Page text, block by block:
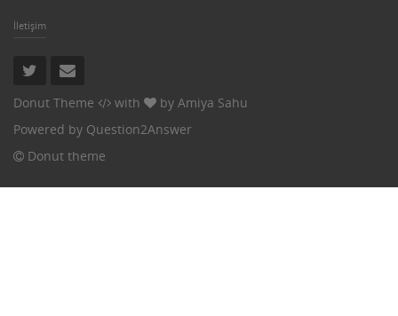
İletişim
Donut Theme with by Amiya Sahu
Powered by Question2Answer
Donut theme